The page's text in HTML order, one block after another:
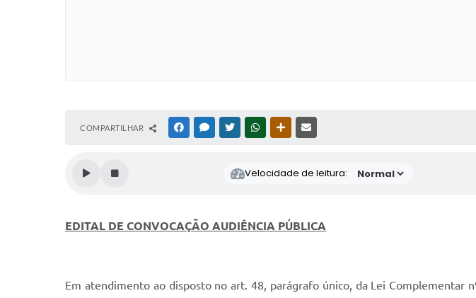
COMPARTILHAR FACEBOOKMESSENGER
TWITTERWHATSAPPOUTRAS MÍDIAS
Velocidade de leitura:
EDITAL DE CONVOCAÇÃO AUDIÊNCIA PÚBLICA
Em atendimento ao disposto no art. 48, parágrafo único, da Lei Complementar